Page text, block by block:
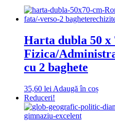
Harta dubla 50 x
Fizica/
cu 2 baghete
35,60 lei Adaugă în coș
Reduceri!